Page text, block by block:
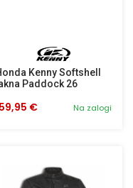
Kenny Softshell
Paddock 26
Na zalogi
€